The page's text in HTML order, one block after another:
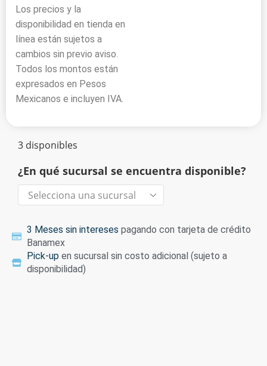
Los precios y la
disponibilidad en tienda en
línea están sujetos a
cambios sin previo aviso.
Todos los montos están
expresados en Pesos
Mexicanos e incluyen IVA.
3 disponibles
¿En qué sucursal se encuentra disponible?
3 Meses sin intereses pagando con tarjeta de crédito
Banamex
Pick-up en sucursal sin costo adicional (sujeto a
disponibilidad)